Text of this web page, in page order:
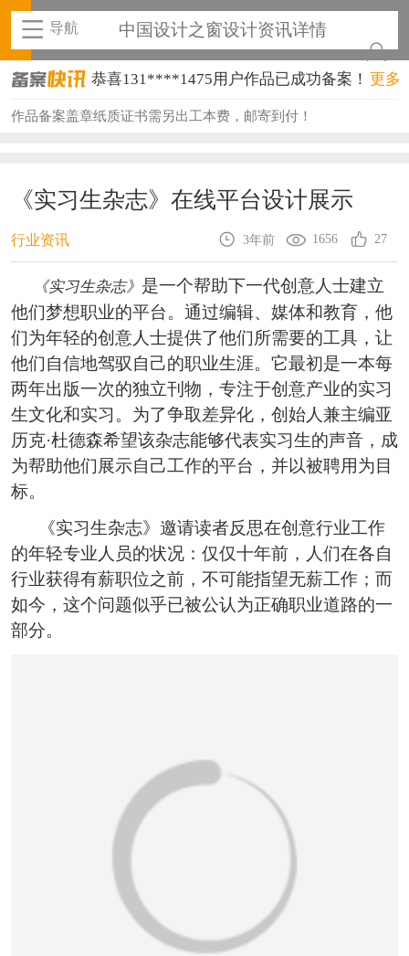
导航 中国设计之窗设计资讯详情
恭喜131****1475用户作品已成功备案！
恭喜133****8874用户作品已成功备案！
恭喜133****9020用户作品已成功备案！
恭喜136****9807用户作品已成功备案！
恭喜159****4930用户作品已成功备案！
恭喜150****6483用户作品已成功备案！
恭喜131****2473用户作品已成功备案！
恭喜159****4201用户作品已成功备案！
恭喜133****6466用户作品已成功备案！
更多
作品备案盖章纸质证书需另出工本费，邮寄到付！
《实习生杂志》在线平台设计展示
行业资讯 3年前 1656 27
《实习生杂志》 是一个帮助下一代创意人士建立
他们梦想职业的平台。通过编辑、媒体和教育，他
们为年轻的创意人士提供了他们所需要的工具，让
他们自信地驾驭自己的职业生涯。它最初是一本每
两年出版一次的独立刊物，专注于创意产业的实习
生文化和实习。为了争取差异化，创始人兼主编亚
历克·杜德森希望该杂志能够代表实习生的声音，成
为帮助他们展示自己工作的平台，并以被聘用为目
标。
《实习生杂志》邀请读者反思在创意行业工作
的年轻专业人员的状况：仅仅十年前，人们在各自
行业获得有薪职位之前，不可能指望无薪工作；而
如今，这个问题似乎已被公认为正确职业道路的一
部分。